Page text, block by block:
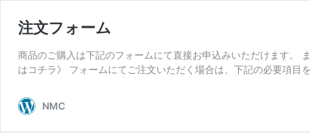
注文フォーム
商品のご購入は下記のフォームにて直接お申込みいただけます。
はコチラ》 フォームにてご注文いただく場合は、下記の必要項
NMC